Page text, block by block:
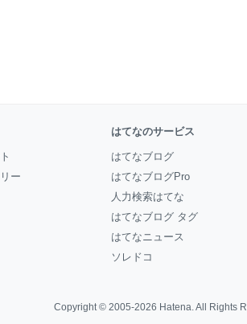
ー
はてなのサービス
はてなブログ
はてなブログPro
人力検索はてな
はてなブログ タグ
はてなニュース
ソレドコ
Copyright © 2005-2026 Hatena. All Rights